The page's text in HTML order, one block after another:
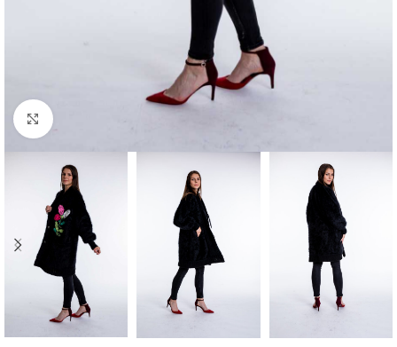
Klick zum Vergrößern